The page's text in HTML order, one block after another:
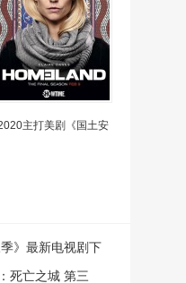
主打美剧《国土安
》最新电视剧下
死亡之城 第三